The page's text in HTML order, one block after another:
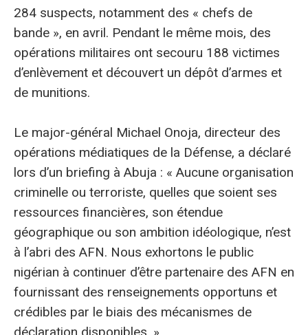
284 suspects, notamment des « chefs de
bande », en avril. Pendant le même mois, des
opérations militaires ont secouru 188 victimes
d’enlèvement et découvert un dépôt d’armes et
de munitions.
Le major-général Michael Onoja, directeur des
opérations médiatiques de la Défense, a déclaré
lors d’un briefing à Abuja : « Aucune organisation
criminelle ou terroriste, quelles que soient ses
ressources financières, son étendue
géographique ou son ambition idéologique, n’est
à l’abri des AFN. Nous exhortons le public
nigérian à continuer d’être partenaire des AFN en
fournissant des renseignements opportuns et
crédibles par le biais des mécanismes de